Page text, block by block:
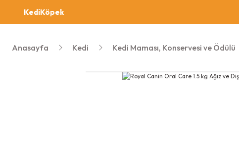
KediKöpek
Anasayfa Kedi Kedi Maması, Konservesi ve Ödülü